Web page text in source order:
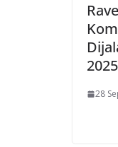
2025
28